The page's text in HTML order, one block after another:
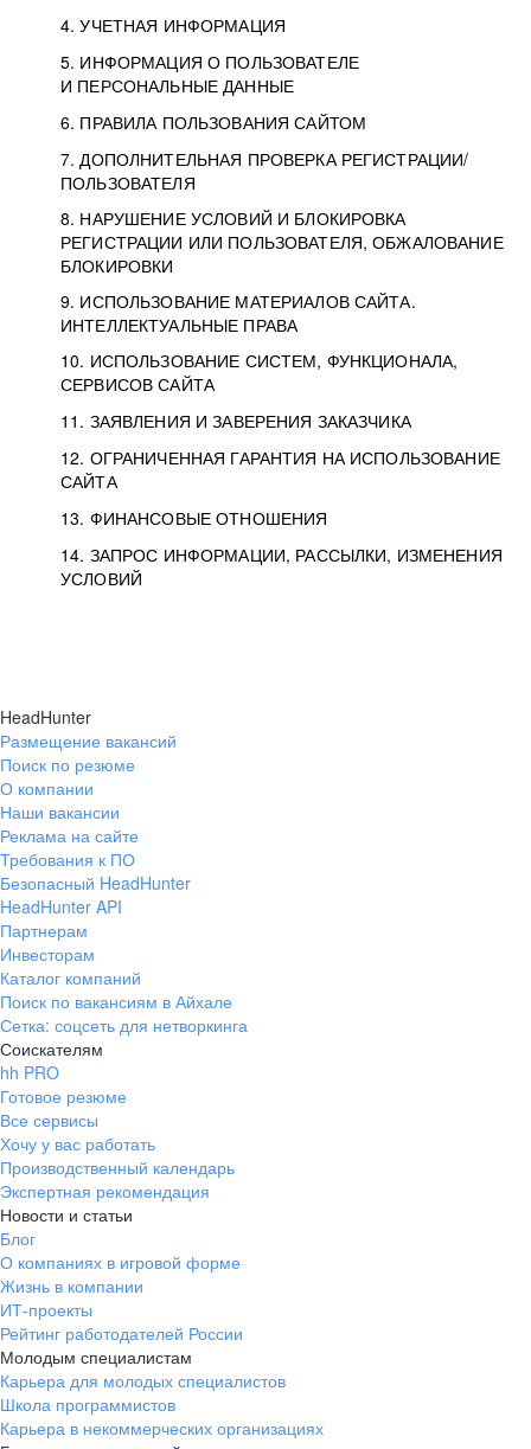
4. УЧЕТНАЯ ИНФОРМАЦИЯ
5. ИНФОРМАЦИЯ О ПОЛЬЗОВАТЕЛЕ
И ПЕРСОНАЛЬНЫЕ ДАННЫЕ
6. ПРАВИЛА ПОЛЬЗОВАНИЯ САЙТОМ
7. ДОПОЛНИТЕЛЬНАЯ ПРОВЕРКА РЕГИСТРАЦИИ/
ПОЛЬЗОВАТЕЛЯ
8. НАРУШЕНИЕ УСЛОВИЙ И БЛОКИРОВКА
РЕГИСТРАЦИИ ИЛИ ПОЛЬЗОВАТЕЛЯ, ОБЖАЛОВАНИЕ
БЛОКИРОВКИ
9. ИСПОЛЬЗОВАНИЕ МАТЕРИАЛОВ САЙТА.
ИНТЕЛЛЕКТУАЛЬНЫЕ ПРАВА
10. ИСПОЛЬЗОВАНИЕ СИСТЕМ, ФУНКЦИОНАЛА,
СЕРВИСОВ САЙТА
11. ЗАЯВЛЕНИЯ И ЗАВЕРЕНИЯ ЗАКАЗЧИКА
12. ОГРАНИЧЕННАЯ ГАРАНТИЯ НА ИСПОЛЬЗОВАНИЕ
САЙТА
13. ФИНАНСОВЫЕ ОТНОШЕНИЯ
14. ЗАПРОС ИНФОРМАЦИИ, РАССЫЛКИ, ИЗМЕНЕНИЯ
УСЛОВИЙ
HeadHunter
Размещение вакансий
Поиск по резюме
О компании
Наши вакансии
Реклама на сайте
Требования к ПО
Безопасный HeadHunter
HeadHunter API
Партнерам
Инвесторам
Каталог компаний
Поиск по вакансиям в Айхале
Сетка: соцсеть для нетворкинга
Соискателям
hh PRO
Готовое резюме
Все сервисы
Хочу у вас работать
Производственный календарь
Экспертная рекомендация
Новости и статьи
Блог
О компаниях в игровой форме
Жизнь в компании
ИТ-проекты
Рейтинг работодателей России
Молодым специалистам
Карьера для молодых специалистов
Школа программистов
Карьера в некоммерческих организациях